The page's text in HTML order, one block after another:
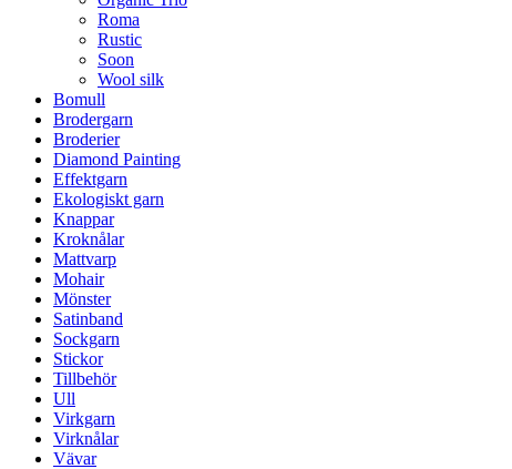
Roma
Rustic
Soon
Wool silk
Bomull
Brodergarn
Broderier
Diamond Painting
Effektgarn
Ekologiskt garn
Knappar
Kroknålar
Mattvarp
Mohair
Mönster
Satinband
Sockgarn
Stickor
Tillbehör
Ull
Virkgarn
Virknålar
Vävar